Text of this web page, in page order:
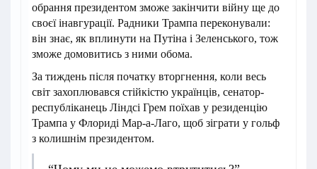
обрання президентом зможе закінчити війну ще до
своєї інавгурації. Радники Трампа переконували:
він знає, як вплинути на Путіна і Зеленського, тож
зможе домовитись з ними обома.
За тиждень після початку вторгнення, коли весь
світ захоплювався стійкістю українців, сенатор-
республіканець Ліндсі Грем поїхав у резиденцію
Трампа у Флориді Мар-а-Лаго, щоб зіграти у гольф
з колишнім президентом.